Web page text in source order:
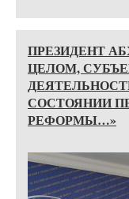
ПРЕЗИДЕНТ
ЦЕЛОМ,
СОСТОЯНИИ
РЕФОРМЫ…»